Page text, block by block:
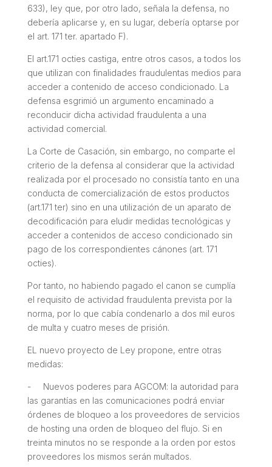
633), ley que, por otro lado, señala la defensa, no
debería aplicarse y, en su lugar, debería optarse por
el art. 171 ter. apartado F).
El art.171 octies castiga, entre otros casos, a todos los
que utilizan con finalidades fraudulentas medios para
acceder a contenido de acceso condicionado. La
defensa esgrimió un argumento encaminado a
reconducir dicha actividad fraudulenta a una
actividad comercial.
La Corte de Casación, sin embargo, no comparte el
criterio de la defensa al considerar que la actividad
realizada por el procesado no consistía tanto en una
conducta de comercialización de estos productos
(art.171 ter) sino en una utilización de un aparato de
decodificación para eludir medidas tecnológicas y
acceder a contenidos de acceso condicionado sin
pago de los correspondientes cánones (art. 171
octies).
Por tanto, no habiendo pagado el canon se cumplía
el requisito de actividad fraudulenta prevista por la
norma, por lo que cabía condenarlo a dos mil euros
de multa y cuatro meses de prisión.
EL nuevo proyecto de Ley propone, entre otras
medidas:
- Nuevos poderes para AGCOM: la autoridad para
las garantías en las comunicaciones podrá enviar
órdenes de bloqueo a los proveedores de servicios
de hosting una orden de bloqueo del flujo. Si en
treinta minutos no se responde a la orden por estos
proveedores los mismos serán multados.